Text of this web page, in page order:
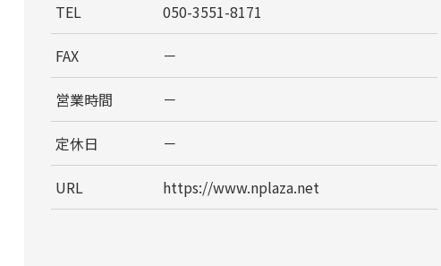
TEL 050-3551-8171
FAX －
営業時間 －
定休日 －
URL https://www.nplaza.net